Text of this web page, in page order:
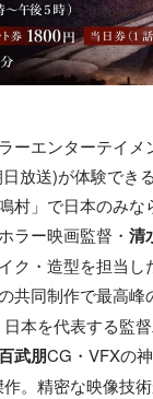
ーエンターテイメ
放送)が体験でき
村」で日本のみな
ラー映画監督・ 清
ク・造型を担当し
共同制作で最高峰
本を代表する監
武朋CG・VFXの神
。精密な映像技